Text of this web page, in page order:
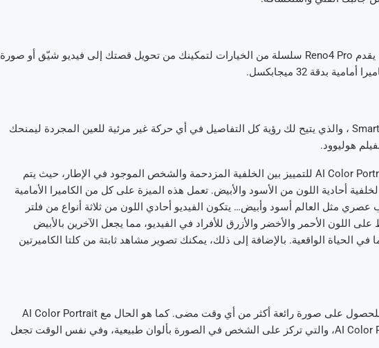
كل لحظة في حياتك هي فرصة لمشاركتها مع العالم. يقدم Reno4 Pro سلسلة من الخيارات لتمكينك من تحويل قصتك إلى فيديو شيّق أو صورة
يحتوي Reno4 Pro على خيار Smart Slow-Motion 960fps ، والذي يتيح لك رؤية كل التفاصيل في أي حركة غير مرئية للعين المجردة ليمنحك
هوليوود.
لمزيد من الخيارات الإبداعية، توجد خاصية AI Color Portrait Video للتمييز بين الخلفية المزدحمة والشخص الموجود في الإطار، حيث يتم
أحادية اللون من الأسود والأبيض. تعمل هذه الميزة على كل من الكاميرا الأمامية
عصري مثل العالم أسود وأبيض… يتكون الفيديو أحادي اللون من ثلاثة أنواع من فلتر
على اللون الأحمر والأخضر والأزرق للأفراد في الفيديو، مما يجعل الآخرين بالأبيض
في الحياة الواقعية. بالإضافة إلى ذلك، يمكنك تصوير مشاهد ثابتة من كلتا الكاميرتين
هذا ليس كل شئ. يسهّل Reno4 Pro اغتنام الفرص للحصول على صورة رائعة أكثر من أي وقت مضى. كما هو الحال مع AI Color Portrait
Video، يمكن لـ Reno4 Pro استخدام AI Color Portrait Photo، والتي تركز على الشخص في الصورة بألوان طبيعية، وفي نفس الوقت تجعل